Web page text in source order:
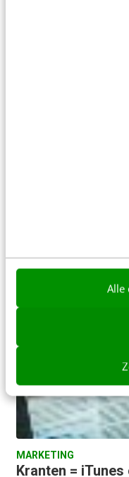
Alle
MARKETING
Kranten =